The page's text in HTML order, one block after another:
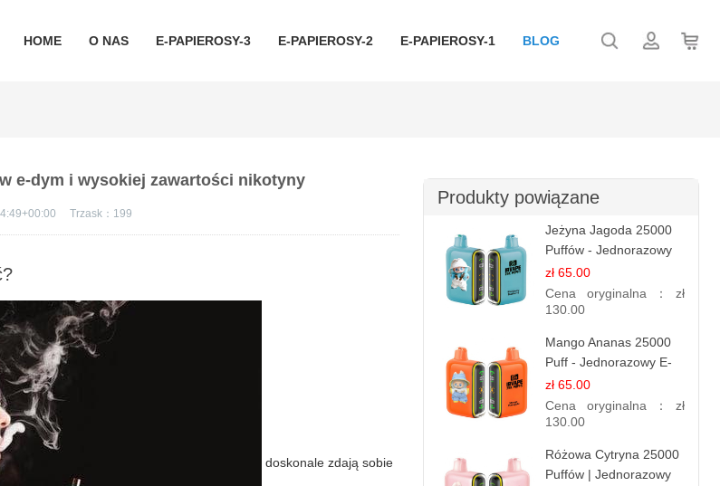
HOME O NAS E-PAPIEROSY-3 E-PAPIEROSY-2 E-PAPIEROSY-1 BLOG
e-dym i wysokiej zawartości nikotyny
Trzask： 199
doskonale zdają sobie
Produkty powiązane
Jeżyna Jagoda 25000
Puffów - Jednorazowy
E-papierosy | Smak
Leśnych Owoców
zł 65.00
Cena oryginalna： zł
130.00
Mango Ananas 25000
Puff - Jednorazowy E-
papieros | Egzotyczny
Smak
zł 65.00
Cena oryginalna： zł
130.00
Różowa Cytryna 25000
Puffów | Jednorazowy